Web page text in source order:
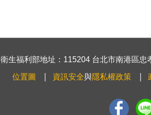
衛生福利部地址：115204 台北市南港區
位置圖 資訊安全與隱私權政策